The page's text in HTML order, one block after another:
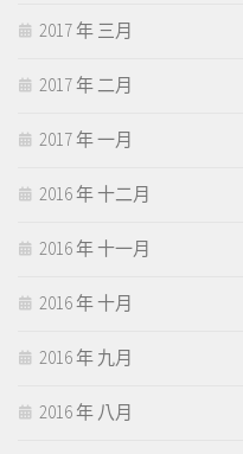
2017 年 三月
2017 年 二月
2017 年 一月
2016 年 十二月
2016 年 十一月
2016 年 十月
2016 年 九月
2016 年 八月